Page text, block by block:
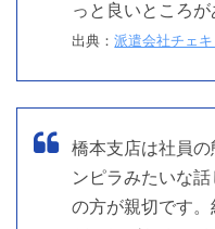
っと良いところが
出典：派遣会社チェキ
橋本支店は社員
ンピラみたいな
の方が親切です